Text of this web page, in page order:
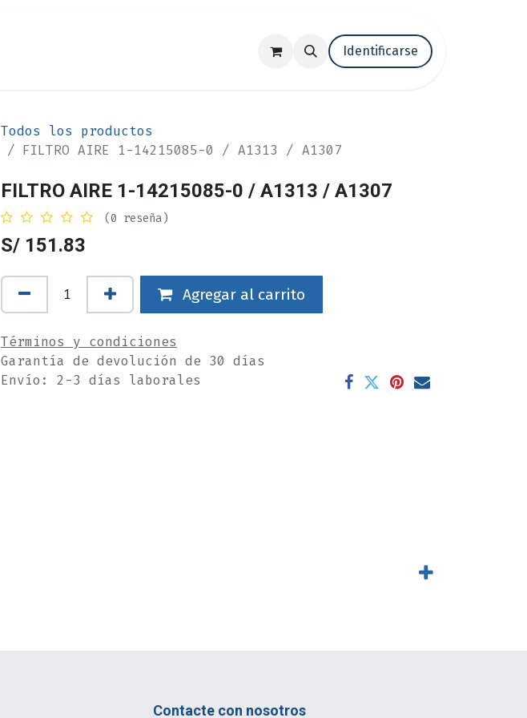
Trabaja con nosotros Blog
Identificarse
Todos los productos
FILTRO AIRE 1-14215085-0 / A1313 / A1307
FILTRO AIRE 1-14215085-0 / A1313 / A1307
(0 reseña)
S/ 151.83
Agregar al carrito
Términos y condiciones
Garantía de devolución de 30 días
Envío: 2-3 días laborales
Contacte con nosotros